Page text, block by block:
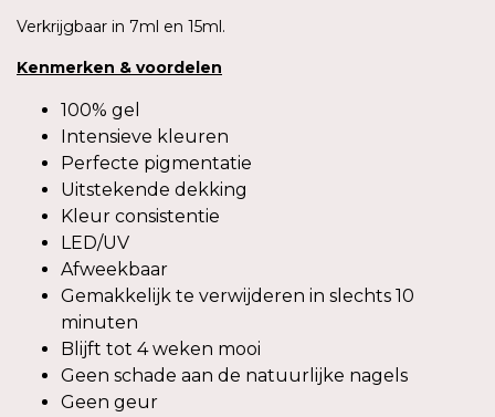
Verkrijgbaar in 7ml en 15ml.
Kenmerken & voordelen
100% gel
Intensieve kleuren
Perfecte pigmentatie
Uitstekende dekking
Kleur consistentie
LED/UV
Afweekbaar
Gemakkelijk te verwijderen in slechts 10
minuten
Blijft tot 4 weken mooi
Geen schade aan de natuurlijke nagels
Geen geur